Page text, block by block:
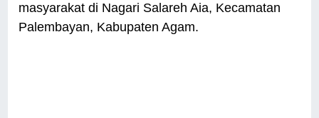
masyarakat di Nagari Salareh Aia, Kecamatan
Palembayan, Kabupaten Agam.